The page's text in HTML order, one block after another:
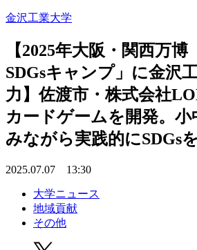
金沢工業大学
【2025年大阪・関西万
SDGsキャンプ」に金沢
力】佐渡市・株式会社
カードゲームを開発。小
みながら実践的にSDGs
2025.07.07 13:30
大学ニュース
地域貢献
その他